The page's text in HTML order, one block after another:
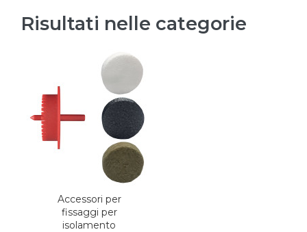
Risultati nelle categorie
Accessori per
fissaggi per
isolamento